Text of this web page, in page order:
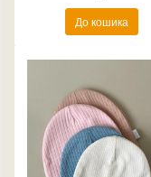
До кошика